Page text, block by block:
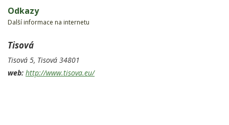
Odkazy
Další informace na internetu
Tisová
Tisová 5, Tisová 34801
web: http://www.tisova.eu/